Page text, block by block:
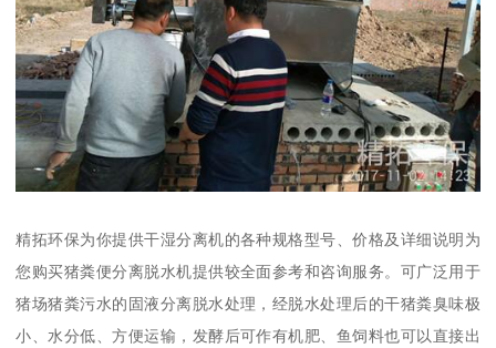
精拓环保为你提供干湿分离机的各种规格型号、价格及详细说明为
您购买猪粪便分离脱水机提供较全面参考和咨询服务。可广泛用于
猪场猪粪污水的固液分离脱水处理，经脱水处理后的干猪粪臭味极
小、水分低、方便运输，发酵后可作有机肥、鱼饲料也可以直接出